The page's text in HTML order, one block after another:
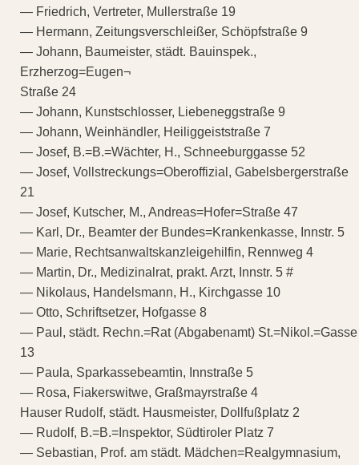
— Friedrich, Vertreter, Mullerstraße 19
— Hermann, Zeitungsverschleißer, Schöpfstraße 9
— Johann, Baumeister, städt. Bauinspek.,
Erzherzog=Eugen¬
Straße 24
— Johann, Kunstschlosser, Liebeneggstraße 9
— Johann, Weinhändler, Heiliggeiststraße 7
— Josef, B.=B.=Wächter, H., Schneeburggasse 52
— Josef, Vollstreckungs=Oberoffizial, Gabelsbergerstraße
21
— Josef, Kutscher, M., Andreas=Hofer=Straße 47
— Karl, Dr., Beamter der Bundes=Krankenkasse, Innstr. 5
— Marie, Rechtsanwaltskanzleigehilfin, Rennweg 4
— Martin, Dr., Medizinalrat, prakt. Arzt, Innstr. 5 #
— Nikolaus, Handelsmann, H., Kirchgasse 10
— Otto, Schriftsetzer, Hofgasse 8
— Paul, städt. Rechn.=Rat (Abgabenamt) St.=Nikol.=Gasse
13
— Paula, Sparkassebeamtin, Innstraße 5
— Rosa, Fiakerswitwe, Graßmayrstraße 4
Hauser Rudolf, städt. Hausmeister, Dollfußplatz 2
— Rudolf, B.=B.=Inspektor, Südtiroler Platz 7
— Sebastian, Prof. am städt. Mädchen=Realgymnasium,